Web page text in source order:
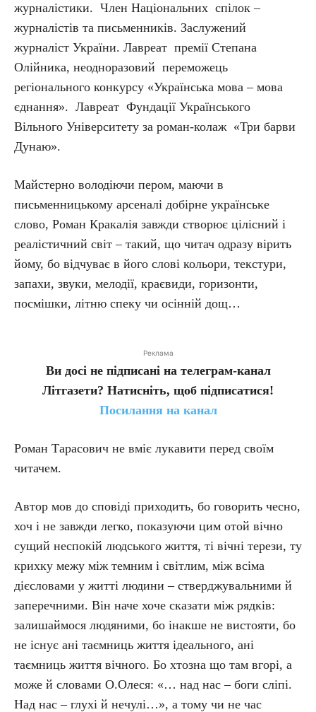
журналістики. Член Національних спілок –
журналістів та письменників. Заслужений
журналіст України. Лавреат премії Степана
Олійника, неодноразовий переможець
регіонального конкурсу «Українська мова – мова
єднання». Лавреат Фундації Українського
Вільного Університету за роман-колаж «Три барви
Дунаю».
Майстерно володіючи пером, маючи в
письменницькому арсеналі добірне українське
слово, Роман Кракалія завжди створює цілісний і
реалістичний світ – такий, що читач одразу вірить
йому, бо відчуває в його слові кольори, текстури,
запахи, звуки, мелодії, краєвиди, горизонти,
посмішки, літню спеку чи осінній дощ…
Реклама
Ви досі не підписані на телеграм-канал
Літгазети? Натисніть, щоб підписатися!
Посилання на канал
Роман Тарасович не вміє лукавити перед своїм
читачем.
Автор мов до сповіді приходить, бо говорить чесно,
хоч і не завжди легко, показуючи цим отой вічно
сущий неспокій людського життя, ті вічні терези, ту
крихку межу між темним і світлим, між всіма
дієсловами у житті людини – стверджувальними й
заперечними. Він наче хоче сказати між рядків:
залишаймося людяними, бо інакше не вистояти, бо
не існує ані таємниць життя ідеального, ані
таємниць життя вічного. Бо хтозна що там вгорі, а
може й словами О.Олеся: «… над нас – боги сліпі.
Над нас – глухі й нечулі…», а тому чи не час